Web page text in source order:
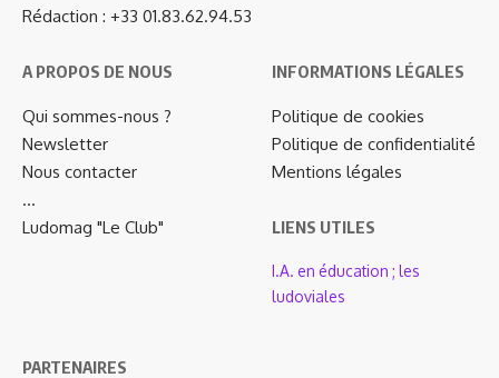
Rédaction : +33 01.83.62.94.53
A PROPOS DE NOUS
Qui sommes-nous ?
Newsletter
Nous contacter
…
Ludomag "Le Club"
INFORMATIONS LÉGALES
Politique de cookies
Politique de confidentialité
Mentions légales
LIENS UTILES
I.A. en éducation ; les
ludoviales
PARTENAIRES